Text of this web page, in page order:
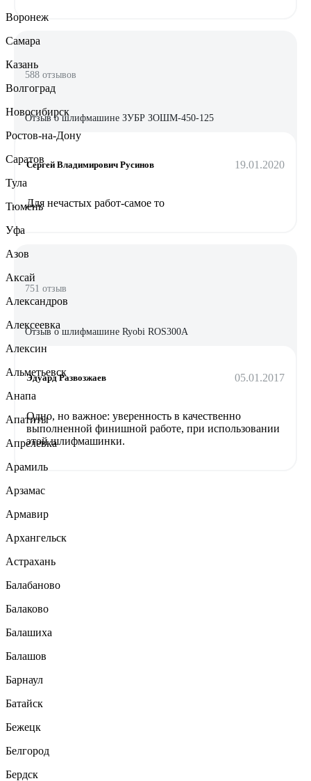
588 отзывов
Отзыв о шлифмашине ЗУБР ЗОШМ-450-125
Сергей Владимирович Русинов 19.01.2020
Для нечастых работ-самое то
751 отзыв
Отзыв о шлифмашине Ryobi ROS300A
Эдуард Развозжаев 05.01.2017
Одно, но важное: уверенность в качественно
выполненной финишной работе, при использовании
этой шлифмашинки.
Воронеж
Самара
Казань
Волгоград
Новосибирск
Ростов-на-Дону
Саратов
Тула
Тюмень
Уфа
Азов
Аксай
Александров
Алексеевка
Алексин
Альметьевск
Анапа
Апатиты
Апрелевка
Арамиль
Арзамас
Армавир
Архангельск
Астрахань
Балабаново
Балаково
Балашиха
Балашов
Барнаул
Батайск
Бежецк
Белгород
Бердск